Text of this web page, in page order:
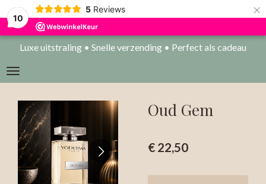
10
5 Reviews ×
Luxe uitstraling • Snelle verzending • Perfect als cadeau
Oud Gem
€ 22,50